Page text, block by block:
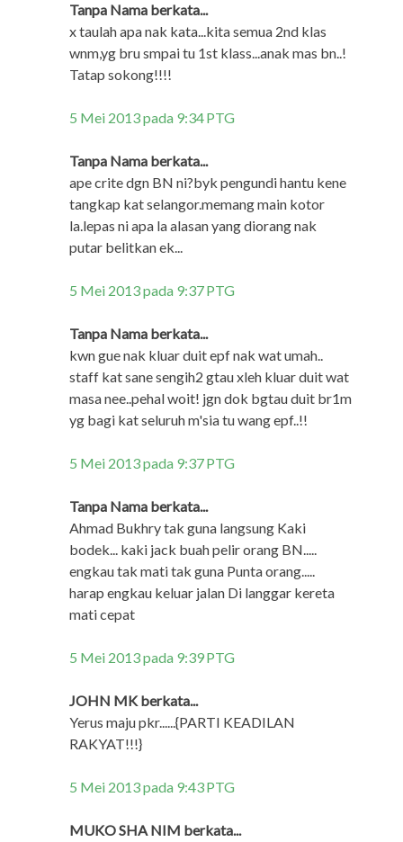
Tanpa Nama berkata...
x taulah apa nak kata...kita semua 2nd klas
wnm,yg bru smpai tu 1st klass...anak mas bn..!
Tatap sokong!!!!
5 Mei 2013 pada 9:34 PTG
Tanpa Nama berkata...
ape crite dgn BN ni?byk pengundi hantu kene
tangkap kat selangor.memang main kotor
la.lepas ni apa la alasan yang diorang nak
putar belitkan ek...
5 Mei 2013 pada 9:37 PTG
Tanpa Nama berkata...
kwn gue nak kluar duit epf nak wat umah..
staff kat sane sengih2 gtau xleh kluar duit wat
masa nee..pehal woit! jgn dok bgtau duit br1m
yg bagi kat seluruh m'sia tu wang epf..!!
5 Mei 2013 pada 9:37 PTG
Tanpa Nama berkata...
Ahmad Bukhry tak guna langsung Kaki
bodek... kaki jack buah pelir orang BN.....
engkau tak mati tak guna Punta orang.....
harap engkau keluar jalan Di langgar kereta
mati cepat
5 Mei 2013 pada 9:39 PTG
JOHN MK berkata...
Yerus maju pkr......{PARTI KEADILAN
RAKYAT!!!}
5 Mei 2013 pada 9:43 PTG
MUKO SHA NIM berkata...